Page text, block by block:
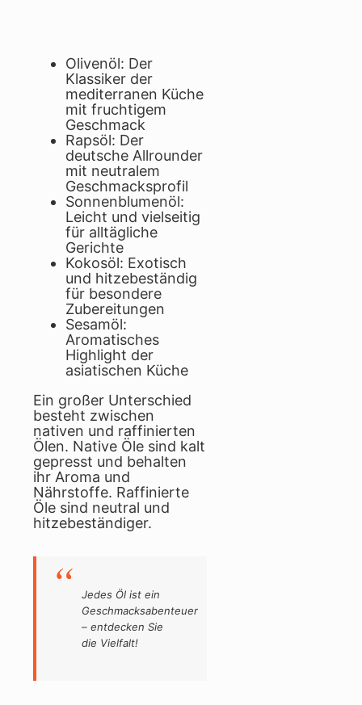
Olivenöl: Der
Klassiker der
mediterranen Küche
mit fruchtigem
Geschmack
Rapsöl: Der
deutsche Allrounder
mit neutralem
Geschmacksprofil
Sonnenblumenöl:
Leicht und vielseitig
für alltägliche
Gerichte
Kokosöl: Exotisch
und hitzebeständig
für besondere
Zubereitungen
Sesamöl:
Aromatisches
Highlight der
asiatischen Küche
Ein großer Unterschied
besteht zwischen
nativen und raffinierten
Ölen. Native Öle sind kalt
gepresst und behalten
ihr Aroma und
Nährstoffe. Raffinierte
Öle sind neutral und
hitzebeständiger.
Jedes Öl ist ein
Geschmacksabenteuer
– entdecken Sie
die Vielfalt!